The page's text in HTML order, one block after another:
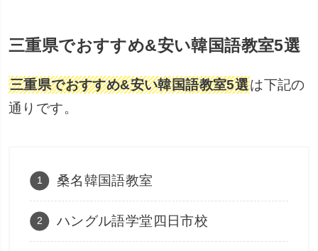
三重県でおすすめ&安い韓国語教室5選
三重県でおすすめ&安い韓国語教室5選は下記の
通りです。
桑名韓国語教室
ハングル語学堂四日市校